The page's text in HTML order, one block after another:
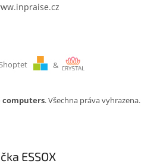
&
computers. Všechna práva vyhrazena.
ESSOX